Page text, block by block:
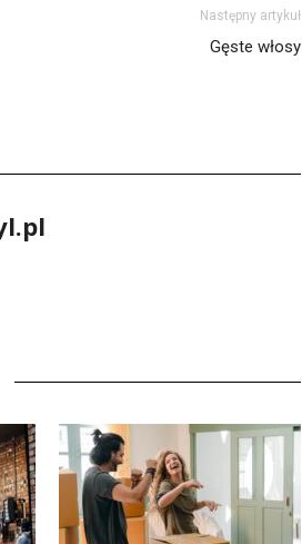
Następny artykuł
Gęste włosy